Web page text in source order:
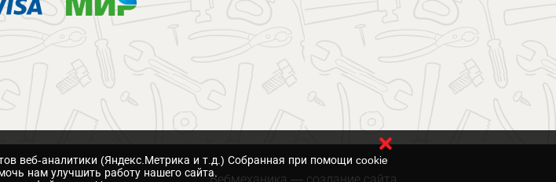
Вебмеханика — создание сайта
веб-аналитики (Яндекс.Метрика и т.д.) Собранная при помощи cookie
нам улучшить работу нашего сайта.